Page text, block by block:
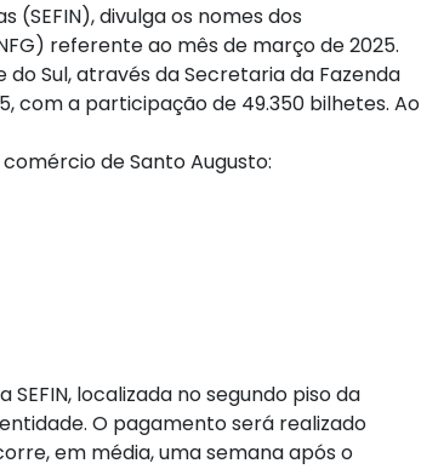
(SEFIN), divulga os nomes dos
referente ao mês de março de 2025.
Sul, através da Secretaria da Fazenda
com a participação de 49.350 bilhetes. Ao
de Santo Augusto:
localizada no segundo piso da
O pagamento será realizado
em média, uma semana após o